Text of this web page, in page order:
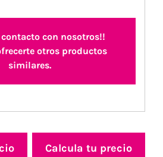
contacto con nosotros!!
otros productos
similares.
Calcula tu precio